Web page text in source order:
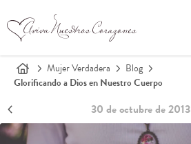
Mujer Verdadera
Blog
Glorificando a Dios en Nuestro Cuerpo
30 de octubre de 2013